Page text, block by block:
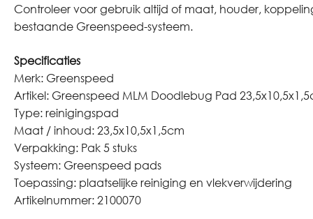
Controleer voor gebruik altijd of maat, houder,
bestaande Greenspeed-systeem.
Specificaties
Merk: Greenspeed
Artikel: Greenspeed MLM Doodlebug Pad
Type: reinigingspad
Maat / inhoud: 23,5x10,5x1,5cm
Verpakking: Pak 5 stuks
Systeem: Greenspeed pads
Toepassing: plaatselijke reiniging en vlekverwijdering
Artikelnummer: 2100070